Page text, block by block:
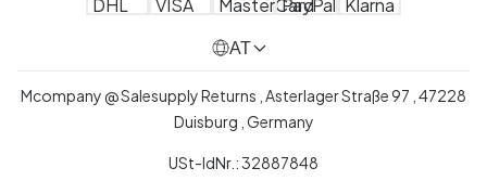
AT
Mcompany @ Salesupply Returns , Asterlager Straße 97 , 47228
Duisburg , Germany
USt-IdNr.: 32887848